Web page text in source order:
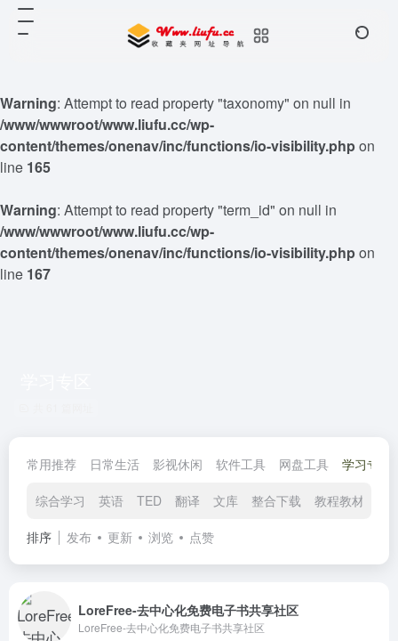
Warning: Attempt to read property "taxonomy" on null in
/www/wwwroot/www.liufu.cc/wp-
content/themes/onenav/inc/functions/io-visibility.phpon
line 165
Warning: Attempt to read property "term_id" on null in
/www/wwwroot/www.liufu.cc/wp-
content/themes/onenav/inc/functions/io-visibility.phpon
line 167
常用推荐 日常生活 影视休闲 软件工具 网盘工具 学习专区
综合学习 英语 TED 翻译 文库 整合下载 教程教材
排序 发布 更新 浏览 点赞
LoreFree-去中心化免费电子书共享社区
LoreFree-去中心化免费电子书共享社区